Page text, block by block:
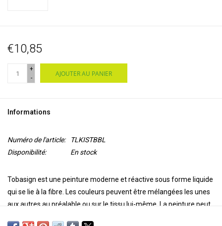
€10,85
+
-
AJOUTER AU PANIER
Informations
Numéro de l'article:
TLKISTBBL
Disponibilité:
En stock
Tobasign est une peinture moderne et réactive sous forme liquide
qui se lie à la fibre. Les couleurs peuvent être mélangées les unes
aux autres au préalable ou sur le tissu lui-même. La peinture peut